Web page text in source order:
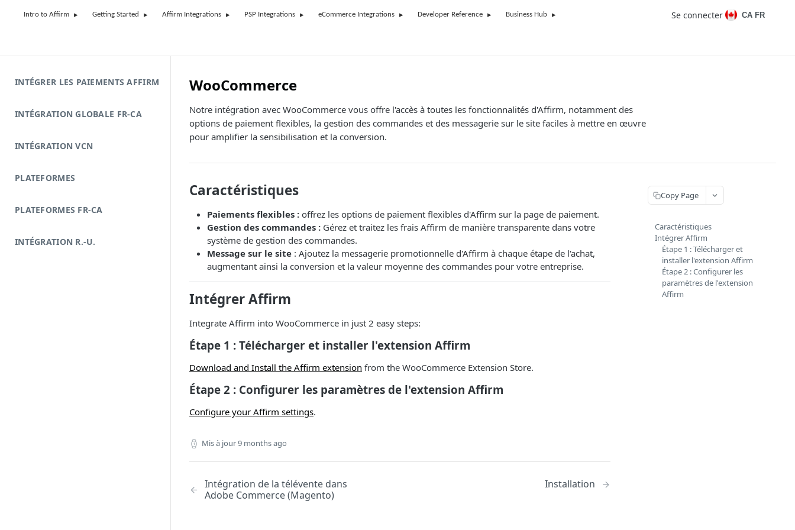
Intro to Affirm Getting Started Affirm Integrations PSP Integrations eCommerce Integrations Developer Reference Business Hub Se connecter CA FR
INTÉGRER LES PAIEMENTS AFFIRM
INTÉGRATION GLOBALE FR-CA
INTÉGRATION VCN
PLATEFORMES
PLATEFORMES FR-CA
INTÉGRATION R.-U.
WooCommerce
Notre intégration avec WooCommerce vous offre l'accès à toutes les fonctionnalités d'Affirm, notamment des
options de paiement flexibles, la gestion des commandes et des messagerie sur le site faciles à mettre en œuvre
pour amplifier la sensibilisation et la conversion.
Caractéristiques
Paiements flexibles : offrez les options de paiement flexibles d'Affirm sur la page de paiement.
Gestion des commandes : Gérez et traitez les frais Affirm de manière transparente dans votre
système de gestion des commandes.
Message sur le site : Ajoutez la messagerie promotionnelle d'Affirm à chaque étape de l'achat,
augmentant ainsi la conversion et la valeur moyenne des commandes pour votre entreprise.
Intégrer Affirm
Integrate Affirm into WooCommerce in just 2 easy steps:
Étape 1 : Télécharger et installer l'extension Affirm
Download and Install the Affirm extension from the WooCommerce Extension Store.
Étape 2 : Configurer les paramètres de l'extension Affirm
Configure your Affirm settings.
Mis à jour9 months ago
Intégration de la télévente dans
Adobe Commerce (Magento)
Installation
Copy Page
Caractéristiques
Intégrer Affirm
Étape 1 : Télécharger et
installer l'extension Affirm
Étape 2 : Configurer les
paramètres de l'extension
Affirm